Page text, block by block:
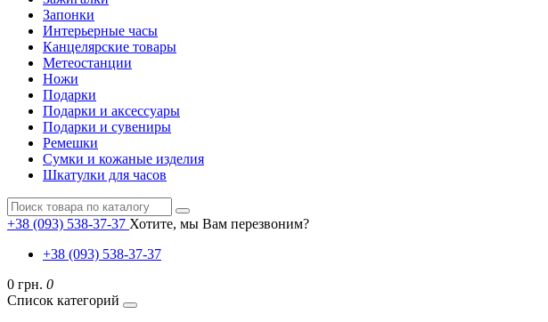
Запонки
Интерьерные часы
Канцелярские товары
Метеостанции
Ножи
Подарки
Подарки и аксессуары
Подарки и сувениры
Ремешки
Сумки и кожаные изделия
Шкатулки для часов
+38 (093) 538-37-37 Хотите, мы Вам перезвоним?
+38 (093) 538-37-37
0 грн. 0
Список категорий